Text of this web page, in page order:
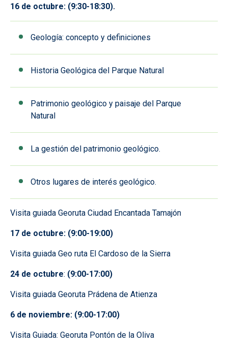
16 de octubre: (9:30-18:30).
Geología: concepto y definiciones
Historia Geológica del Parque Natural
Patrimonio geológico y paisaje del Parque
Natural
La gestión del patrimonio geológico.
Otros lugares de interés geológico.
Visita guiada Georuta Ciudad Encantada Tamajón
17 de octubre: (9:00-19:00)
Visita guiada Geo ruta El Cardoso de la Sierra
24 de octubre: (9:00-17:00)
Visita guiada Georuta Prádena de Atienza
6 de noviembre: (9:00-17:00)
Visita Guiada: Georuta Pontón de la Oliva